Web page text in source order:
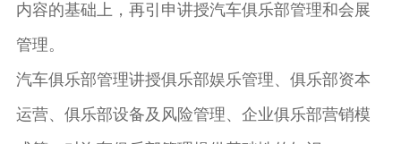
内容的基础上，再引申讲授汽车俱乐部管理和会展
管理。
汽车俱乐部管理讲授俱乐部娱乐管理、俱乐部资本
运营、俱乐部设备及风险管理、企业俱乐部营销模